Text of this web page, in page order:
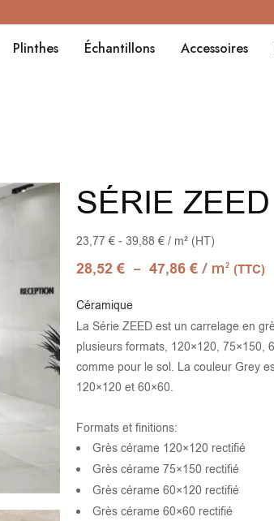
Plinthes Échantillons Accessoires
SÉRIE ZEED
23,77 € - 39,88 € / m² (HT)
28,52€ – 47,86€ / m2 (TTC)
Céramique
La Série ZEED est un carrelage en
plusieurs formats, 120×120,
comme pour le sol. La couleur Grey
120×120 et 60×60.
Formats et finitions:
Grès cérame 120×120 rectifié
Grès cérame 75×150 rectifié
Grès cérame 60×120 rectifié
Grès cérame 60×60 rectifié